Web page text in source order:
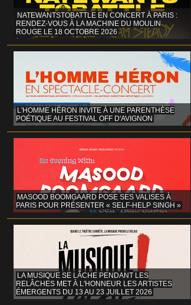
NATEWANTSTOBATTLE EN CONCERT À PARIS :
RENDEZ-VOUS À LA MACHINE DU MOULIN
ROUGE LE 18 OCTOBRE 2026
L'HOMME HÉRON INVITE À UNE PARENTHÈSE
POÉTIQUE AU FESTIVAL OFF D'AVIGNON
MASOOD BOOMGAARD POSE SES VALISES À
PARIS POUR PRÉSENTER « SELF-HELP SINGH »
LA MUSIQUE SE LÂCHE PENDANT LES
RELÂCHES MET À L'HONNEUR LES ARTISTES
ÉMERGENTS DU 13 AU 23 JUILLET 2026